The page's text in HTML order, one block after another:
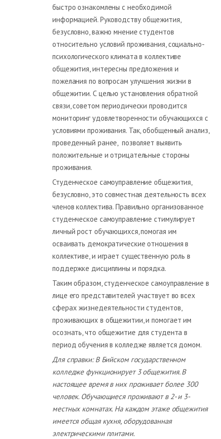
быстро ознакомлены с необходимой
информацией. Руководству общежития,
безусловно, важно мнение студентов
относительно условий проживания, социально-
психологического климата в коллективе
общежития, интересны предложения и
пожелания по вопросам улучшения жизни в
общежитии. С целью установления обратной
связи, советом периодически проводится
мониторинг удовлетворенности обучающихся с
условиями проживания. Так, обобщенный анализ,
проведенный ранее, позволяет выявить
положительные и отрицательные стороны
проживания.
Студенческое самоуправление общежития,
безусловно, это совместная деятельность всех
членов коллектива. Правильно организованное
студенческое самоуправление стимулирует
личный рост обучающихся, помогая им
осваивать демократические отношения в
коллективе, и играет существенную роль в
поддержке дисциплины и порядка.
Таким образом, студенческое самоуправление в
лице его представителей участвует во всех
сферах жизнедеятельности студентов,
проживающих в общежитии, и помогает им
осознать, что общежитие для студента в
период обучения в колледже является домом.
Для справки: В Бийском государственном
колледже функционирует 3 общежития. В
настоящее время в них проживает более 300
человек. Обучающиеся проживают в 2- и 3-
местных комнатах. На каждом этаже общежития
имеется общая кухня, оборудованная
электрическими плитами.